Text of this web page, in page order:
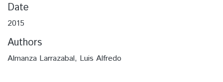
Date
2015
Authors
Almanza Larrazabal, Luis Alfredo